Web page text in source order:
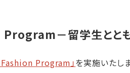
－留学生ととも
Program」を実施いたし